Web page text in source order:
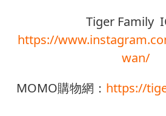
Tiger Family
https://
wan/
MOMO購物網： https://